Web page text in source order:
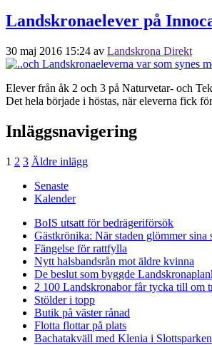
Landskronaelever på
30 maj 2016 15:24 av Landskrona Direkt
Elever från åk 2 och 3 på Naturvetar- och
Det hela började i höstas, när eleverna fick
Inläggsnavigering
1 2 3 Äldre inlägg
Senaste
Kalender
BoIS utsatt för bedrägeriförsök
Gästkrönika: När staden glömmer sina
Fängelse för rattfylla
Nytt halsbandsrån mot äldre kvinna
De beslut som byggde Landskrona
2 100 Landskronabor får tycka till om
Stölder i topp
Butik på väster rånad
Flotta flottar på plats
Bachatakväll med Klenia i Slottsparken